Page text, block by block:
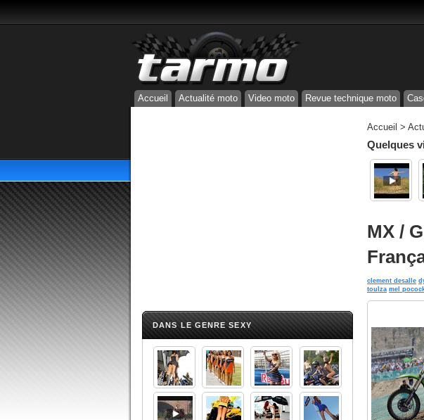
Accueil Actualité moto Video moto Revue technique moto
DANS LE GENRE SEXY
Accueil >
Quelques
MX /
clement desalle
toulza mel